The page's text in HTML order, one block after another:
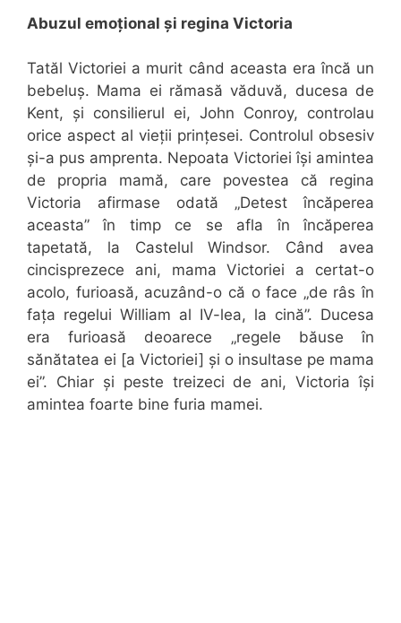
Abuzul emoțional și regina Victoria
Tatăl Victoriei a murit când aceasta era încă un
bebeluș. Mama ei rămasă văduvă, ducesa de
Kent, și consilierul ei, John Conroy, controlau
orice aspect al vieții prințesei. Controlul obsesiv
și-a pus amprenta. Nepoata Victoriei își amintea
de propria mamă, care povestea că regina
Victoria afirmase odată „Detest încăperea
aceasta” în timp ce se afla în încăperea
tapetată, la Castelul Windsor. Când avea
cincisprezece ani, mama Victoriei a certat-o
acolo, furioasă, acuzând-o că o face „de râs în
fața regelui William al IV-lea, la cină”. Ducesa
era furioasă deoarece „regele băuse în
sănătatea ei [a Victoriei] și o insultase pe mama
ei”. Chiar și peste treizeci de ani, Victoria își
amintea foarte bine furia mamei.